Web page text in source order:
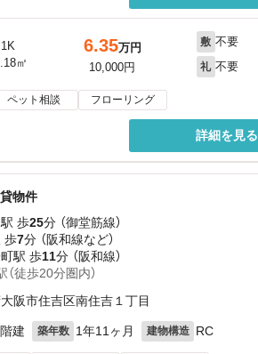
1K
㎡
6.35万円
10,000円
敷 不要
礼 不要
ペット相談 フローリング
詳細を見る
物件
歩25分 （御堂筋線）
歩7分 （阪和線など）
駅 歩11分 （阪和線）
（徒歩20分圏内）
阪市住吉区南住吉１丁目
建 築年数 1年11ヶ月 建物構造 RC